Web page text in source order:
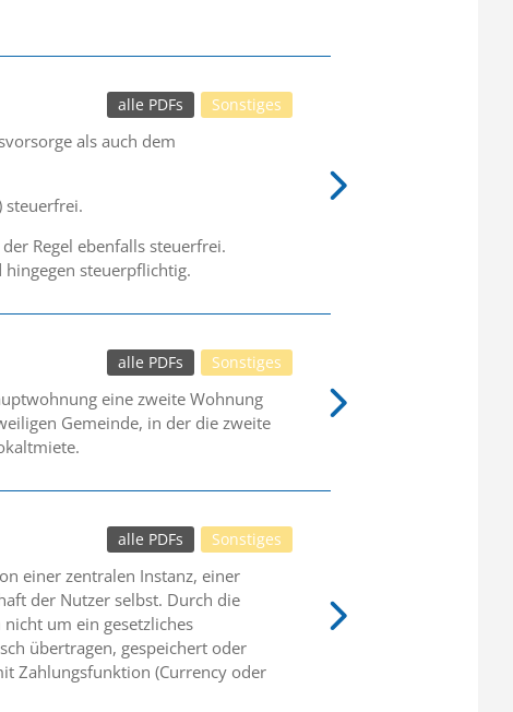
Sonstiges
alle PDFs
als auch dem
steuerfrei.
Regel ebenfalls steuerfrei.
hingegen steuerpflichtig.
Sonstiges
alle PDFs
eine zweite Wohnung
Gemeinde, in der die zweite
Sonstiges
alle PDFs
einer zentralen Instanz, einer
der Nutzer selbst. Durch die
um ein gesetzliches
übertragen, gespeichert oder
Zahlungsfunktion (Currency oder